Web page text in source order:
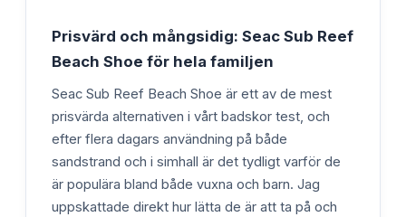
Prisvärd och mångsidig: Seac Sub Reef
Beach Shoe för hela familjen
Seac Sub Reef Beach Shoe är ett av de mest
prisvärda alternativen i vårt badskor test, och
efter flera dagars användning på både
sandstrand och i simhall är det tydligt varför de
är populära bland både vuxna och barn. Jag
uppskattade direkt hur lätta de är att ta på och